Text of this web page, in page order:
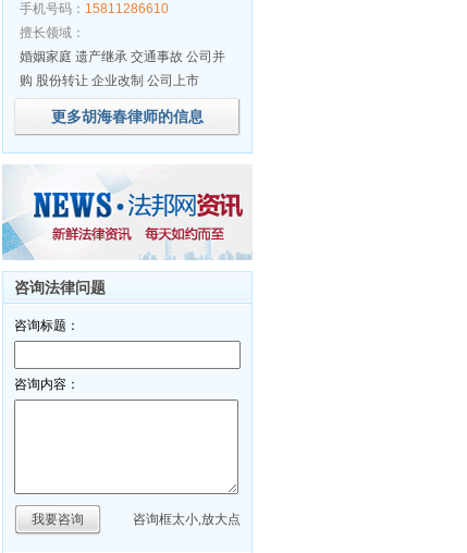
手机号码： 15811286610
擅长领域：
婚姻家庭 遗产继承 交通事故 公司并
购 股份转让 企业改制 公司上市
更多胡海春律师的信息
咨询法律问题
咨询标题：
咨询内容：
我要咨询 咨询框太小,放大点